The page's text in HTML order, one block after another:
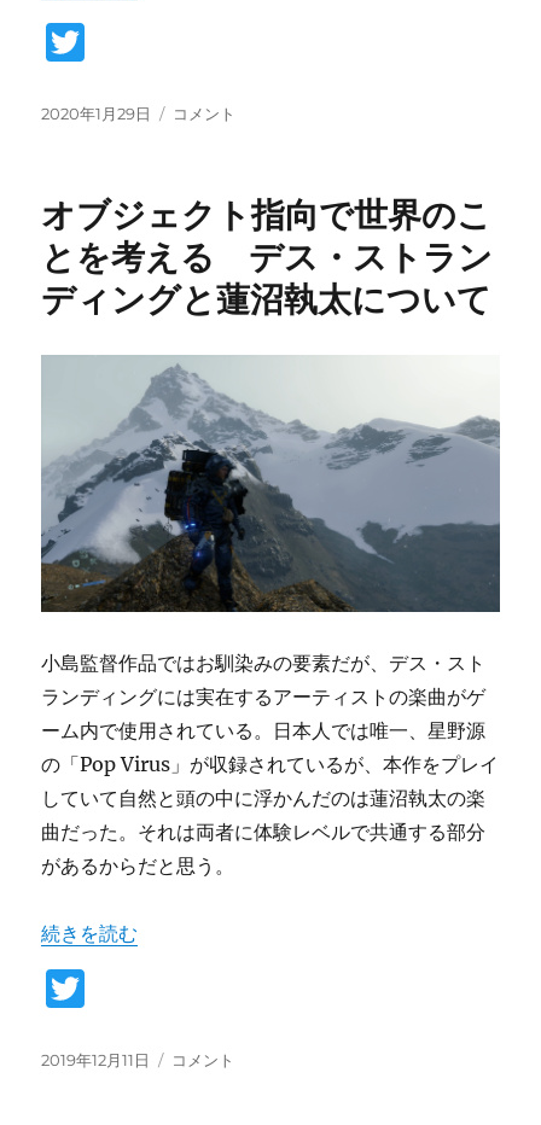
it
r
投
2020年1月29日
私
コメント
オブジェクト指向で世界のこ
とを考える デス・ストラン
ディングと蓮沼執太について
小島監督作品ではお馴染みの要素だが、デス・スト
ランディングには実在するアーティストの楽曲がゲ
ーム内で使用されている。日本人では唯一、星野源
の「Pop Virus」が収録されているが、本作をプレイ
していて自然と頭の中に浮かんだのは蓮沼執太の楽
曲だった。それは両者に体験レベルで共通する部分
があるからだと思う。
“オブジェクト指向で世界のことを考える デス・スト
続きを読む
it
投
2019年12月11日
オ
コメント